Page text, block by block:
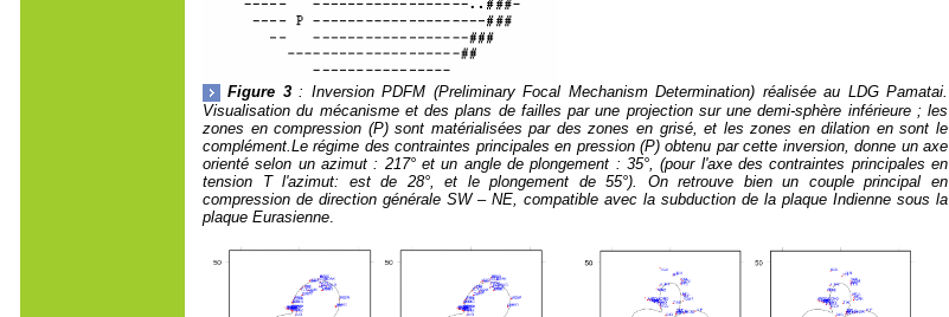
Figure 3: Inversion PDFM (Preliminary Focal Mechanism Determination) réalisée au LDG Pamatai.
Visualisation du mécanisme et des plans de failles par une projection sur une demi-sphère inférieure ; les
zones en compression (P) sont matérialisées par des zones en grisé, et les zones en dilation en sont le
complément.Le régime des contraintes principales en pression (P) obtenu par cette inversion, donne un axe
orienté selon un azimut : 217° et un angle de plongement : 35°, (pour l'axe des contraintes principales en
tension T l'azimut: est de 28°, et le plongement de 55°). On retrouve bien un couple principal en
compression de direction générale SW – NE, compatible avec la subduction de la plaque Indienne sous la
plaque Eurasienne.